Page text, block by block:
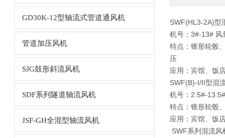
GD30K-12型轴流式管道通风机
管道加压风机
SJG鼓形斜流风机
SDF系列隧道轴流风机
JSF-GH全混型轴流风机
SWF(HL3-2A)型
机号：3#-13#
特点：锥形轮毂
压
应用：宾馆、饭
SWF(B)-I/II型混
机号：2.5#-
特点：锥形轮毂
应用：宾馆、饭
SWF系列混流